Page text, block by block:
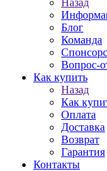
Назад
Блог
Команда
Вопрос-
Как купить
Назад
Как
Оплата
Доставка
Возврат
Гарантия
Контакты